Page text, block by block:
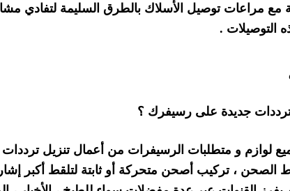
مع مراعات توصيل الأسلاك بالطرق السليمة لتفادي
التوصيلات .
جديدة على رسيفرك ؟
لوازم و متطلبات الرسيفرات من أعمال تنزيل ترددات
الصحن ، تركيب أصحن متحركة أو ثابتة لتلقط أكبر